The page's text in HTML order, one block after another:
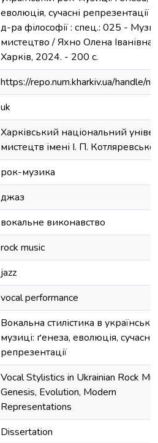
еволюція, сучасні репрезентації :
д-ра філософії : спец.: 025 -
мистецтво / Яхно Олена Іванівна.
Харків, 2024. - 200 с.
https://repo.num.kharkiv.ua/handle/
uk
Харківський національний
мистецтв імені І. П.
рок-музика
джаз
вокальне виконавство
rock music
jazz
vocal performance
Вокальна стилістика в
музиці: ґенеза, еволюція, сучасні
репрезентації
Vocal Stylistics in Ukrainian Rock
Genesis, Evolution, Modern
Representations
Dissertation